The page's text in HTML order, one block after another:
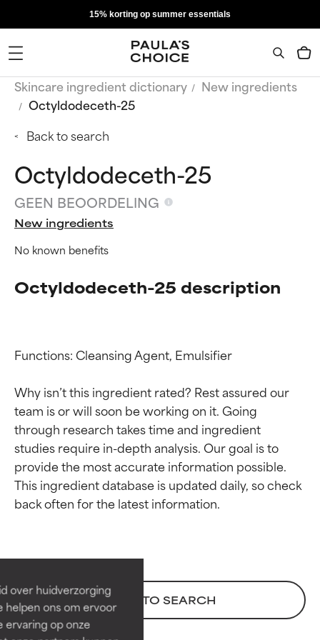
over huidverzorging
helpen ons om ervoor
ervaring op onze
15% korting op summer essentials
Skincare ingredient dictionary
New ingredients
Octyldodeceth-25
Back to search
Octyldodeceth-25
GEEN BEOORDELING
New ingredients
No known benefits
Octyldodeceth-25 description
Functions: Cleansing Agent, Emulsifier
Why isn’t this ingredient rated? Rest assured our
team is or will soon be working on it. Going
through research takes time and ingredient
studies require in-depth analysis. Our goal is to
provide the most accurate information possible.
This ingredient database is updated daily, so check
BACK TO SEARCH
Beoordelingen van
Bewezen en ondersteund door
onafhankelijk onderzoek.
Uitstekend actief ingrediënt
voor de meeste huidtypen of
Beoordelingen van
Bewezen en ondersteund door
onafhankelijk onderzoek.
Uitstekend actief ingrediënt
voor de meeste huidtypen of